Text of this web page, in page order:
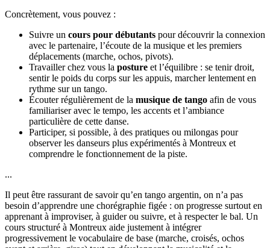
Concrètement, vous pouvez :
Suivre un cours pour débutants pour découvrir la connexion
avec le partenaire, l’écoute de la musique et les premiers
déplacements (marche, ochos, pivots).
Travailler chez vous la posture et l’équilibre : se tenir droit,
sentir le poids du corps sur les appuis, marcher lentement en
rythme sur un tango.
Écouter régulièrement de la musique de tango afin de vous
familiariser avec le tempo, les accents et l’ambiance
particulière de cette danse.
Participer, si possible, à des pratiques ou milongas pour
observer les danseurs plus expérimentés à Montreux et
comprendre le fonctionnement de la piste.
...
Il peut être rassurant de savoir qu’en tango argentin, on n’a pas
besoin d’apprendre une chorégraphie figée : on progresse surtout en
apprenant à improviser, à guider ou suivre, et à respecter le bal. Un
cours structuré à Montreux aide justement à intégrer
progressivement le vocabulaire de base (marche, croisés, ochos